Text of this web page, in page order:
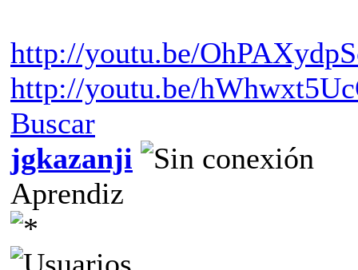
http://youtu.be/
http://youtu.be/
Buscar
jgkazanji
Aprendiz